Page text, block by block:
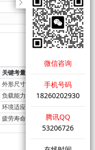
62
≤2700
102 ≤1900
关键考量点
外形尺寸、重量
负载能力、安装接口
环境适应性、防腐处理
疲劳寿命、运动平顺性
微信咨询
手机号码
18260202930
腾讯QQ
53206726